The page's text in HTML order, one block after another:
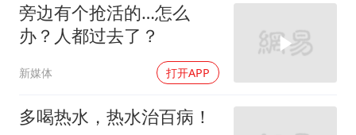
旁边有个抢活的…怎么
办？人都过去了？
新媒体 打开APP
多喝热水，热水治百病！